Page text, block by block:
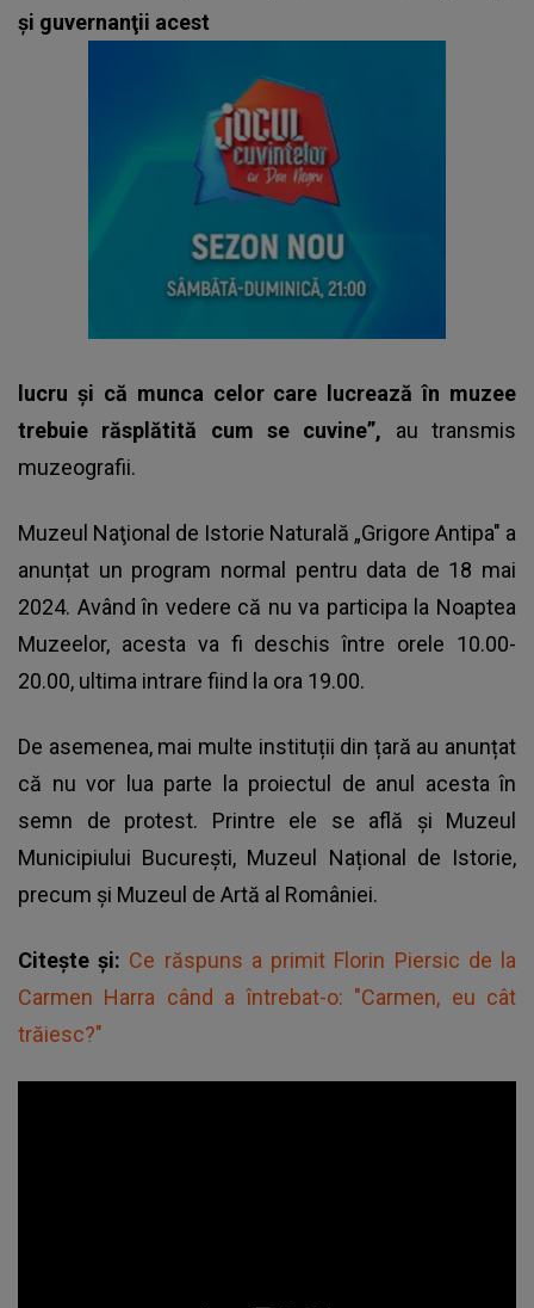
şi guvernanţii acest
lucru şi că munca celor care lucrează în muzee
trebuie răsplătită cum se cuvine”, au transmis
muzeografii.
Muzeul Naţional de Istorie Naturală „Grigore Antipa" a
anunțat un program normal pentru data de 18 mai
2024. Având în vedere că nu va participa la Noaptea
Muzeelor, acesta va fi deschis între orele 10.00-
20.00, ultima intrare fiind la ora 19.00.
De asemenea, mai multe instituții din țară au anunțat
că nu vor lua parte la proiectul de anul acesta în
semn de protest. Printre ele se află și Muzeul
Municipiului București, Muzeul Național de Istorie,
precum și Muzeul de Artă al României.
Citește și: Ce răspuns a primit Florin Piersic de la
Carmen Harra când a întrebat-o: "Carmen, eu cât
trăiesc?"